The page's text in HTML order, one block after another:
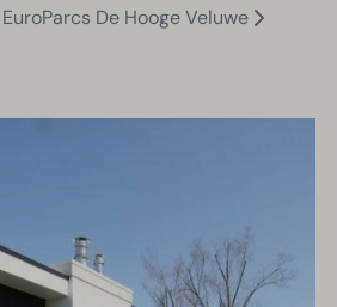
EuroParcs De Hooge Veluwe